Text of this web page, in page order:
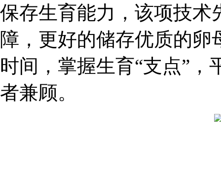
保存生育能力，该项技术
障，更好的储存优质的
时间，掌握生育“支点”
者兼顾。